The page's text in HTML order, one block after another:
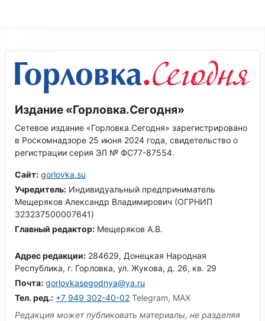
Издание «Горловка.Сегодня»
Сетевое издание «Горловка.Сегодня» зарегистрировано
в Роскомнадзоре 25 июня 2024 года, свидетельство о
регистрации серия ЭЛ № ФС77-87554.
Сайт: gorlovka.su
Учредитель: Индивидуальный предприниматель
Мещеряков Александр Владимирович (ОГРНИП
323237500007641)
Главный редактор: Мещеряков А.В.
Адрес редакции: 284629, Донецкая Народная
Республика, г. Горловка, ул. Жукова, д. 26, кв. 29
Почта: gorlovkasegodnya@ya.ru
Тел. ред.: +7 949 302-40-02 Telegram, MAX
Редакция может публиковать материалы, не разделяя